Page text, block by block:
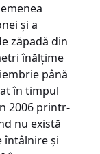
şi a
zăpadă din
înălţime
până
în timpul
2006 printr-
nu există
întâlnire şi